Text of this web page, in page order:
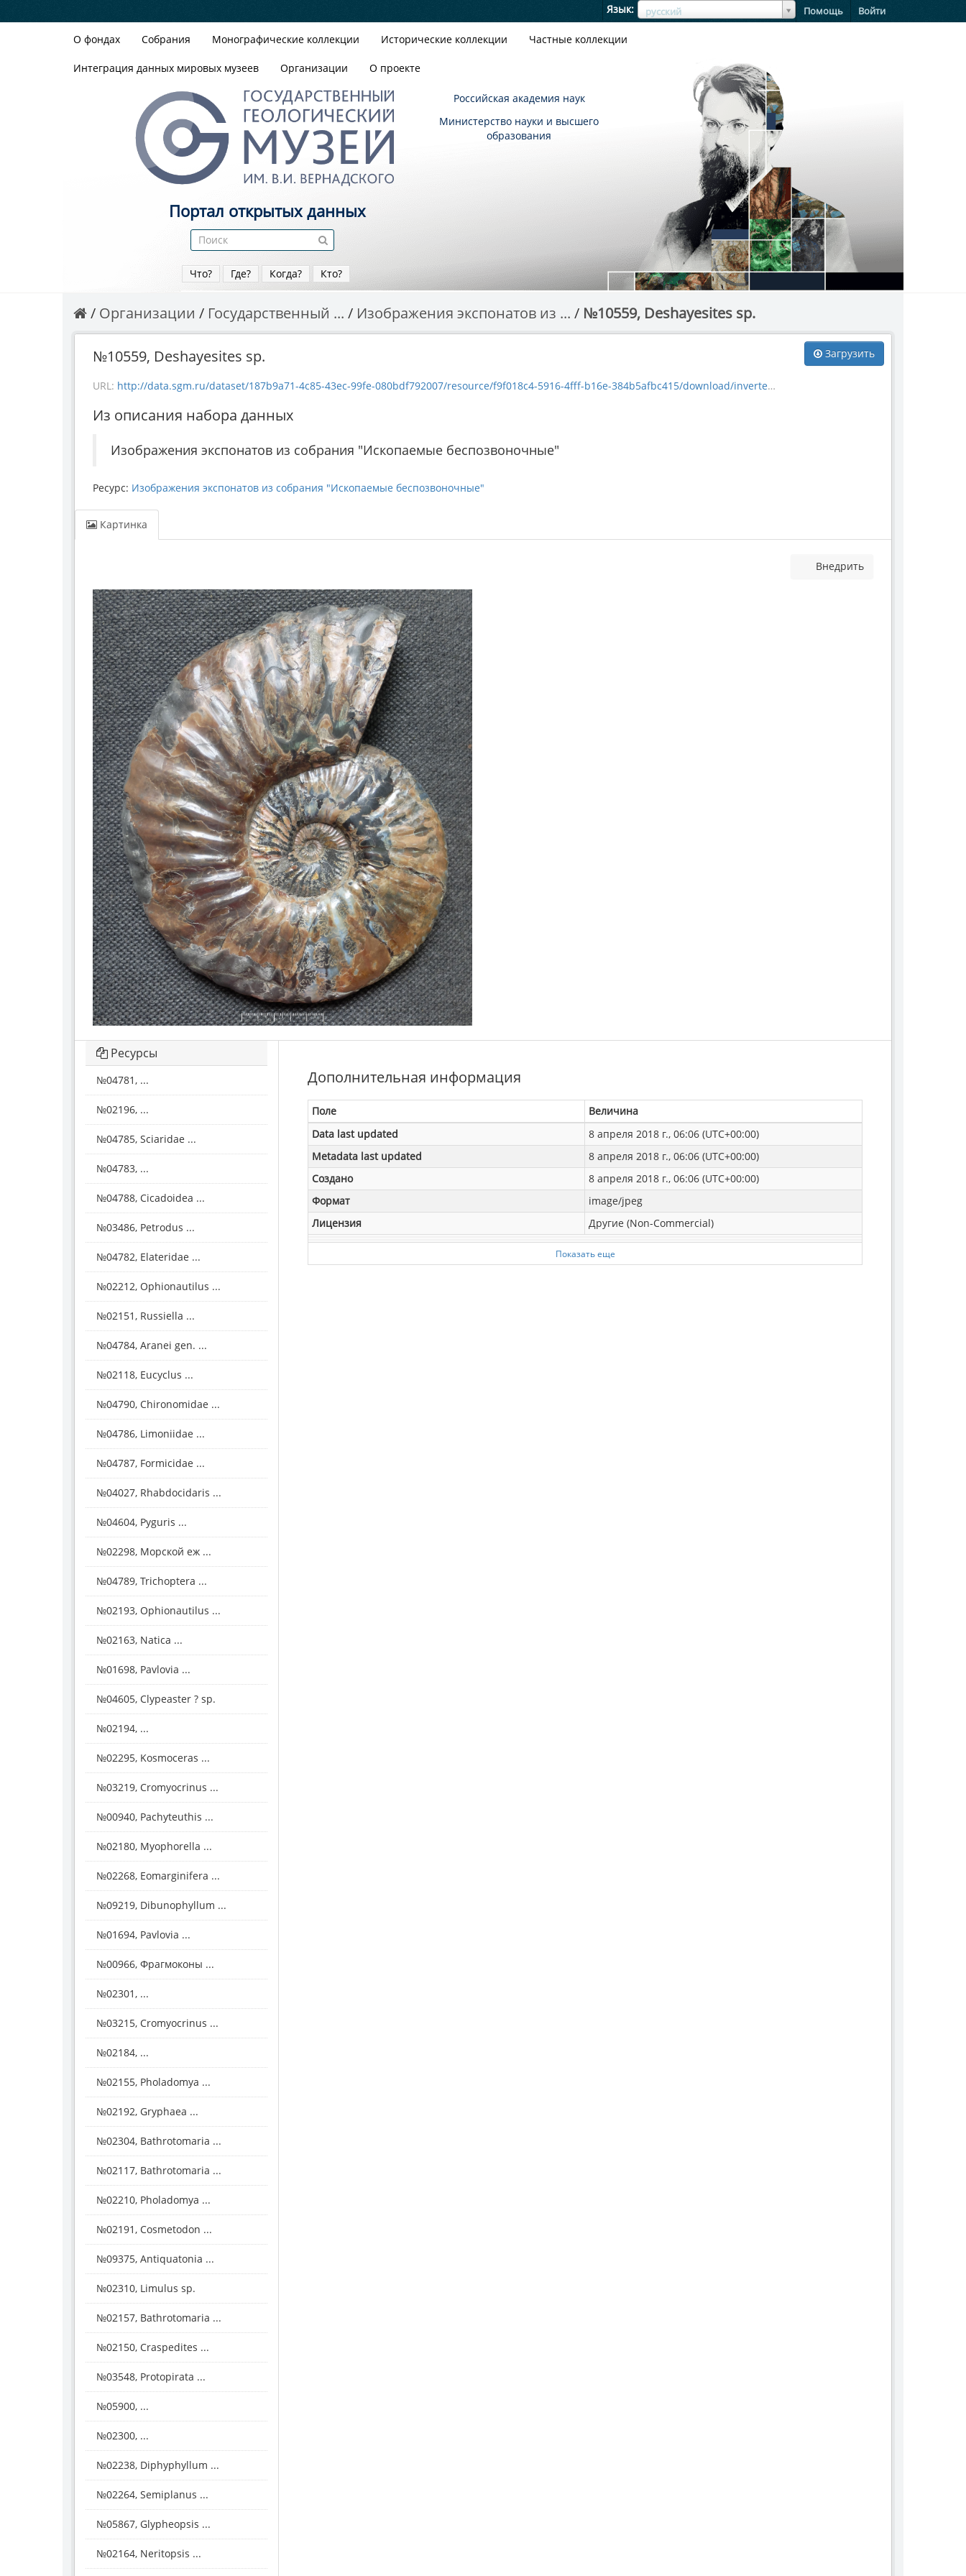
Язык русский
ЯзыкЯзык Помощь Войти
О фондах Собрания Монографические коллекции Исторические коллекции Частные коллекции
Интеграция данных мировых музеев Организации О проекте
Российская академия наук
Министерство науки и высшего
образования
Портал открытых данных
Что? Где? Когда? Кто?
Организации Государственный ... Изображения экспонатов из ... №10559, Deshayesites sp.
Загрузить
№10559, Deshayesites sp.
URL: http://data.sgm.ru/dataset/187b9a71-4c85-43ec-99fe-080bdf792007/resource/f9f018c4-5916-4fff-b16e-384b5afbc415/download/invertebrate_10559.jpg
Из описания набора данных
Изображения экспонатов из собрания "Ископаемые беспозвоночные"
Ресурс: Изображения экспонатов из собрания "Ископаемые беспозвоночные"
Картинка
Внедрить
Дополнительная информация
Поле
Величина
Data last updated
8 апреля 2018 г., 06:06 (UTC+00:00)
Metadata last updated
8 апреля 2018 г., 06:06 (UTC+00:00)
Создано
8 апреля 2018 г., 06:06 (UTC+00:00)
Формат
image/jpeg
Лицензия
Другие (Non-Commercial)
Показать еще
Ресурсы
№04781, ...
№02196, ...
№04785, Sciaridae ...
№04783, ...
№04788, Cicadoidea ...
№03486, Petrodus ...
№04782, Elateridae ...
№02212, Ophionautilus ...
№02151, Russiella ...
№04784, Aranei gen. ...
№02118, Eucyclus ...
№04790, Chironomidae ...
№04786, Limoniidae ...
№04787, Formicidae ...
№04027, Rhabdocidaris ...
№04604, Pyguris ...
№02298, Морской еж ...
№04789, Trichoptera ...
№02193, Ophionautilus ...
№02163, Natica ...
№01698, Pavlovia ...
№04605, Clypeaster ? sp.
№02194, ...
№02295, Kosmoceras ...
№03219, Cromyocrinus ...
№00940, Pachyteuthis ...
№02180, Myophorella ...
№02268, Eomarginifera ...
№09219, Dibunophyllum ...
№01694, Pavlovia ...
№00966, Фрагмоконы ...
№02301, ...
№03215, Cromyocrinus ...
№02184, ...
№02155, Pholadomya ...
№02192, Gryphaea ...
№02304, Bathrotomaria ...
№02117, Bathrotomaria ...
№02210, Pholadomya ...
№02191, Cosmetodon ...
№09375, Antiquatonia ...
№02310, Limulus sp.
№02157, Bathrotomaria ...
№02150, Craspedites ...
№03548, Protopirata ...
№05900, ...
№02300, ...
№02238, Diphyphyllum ...
№02264, Semiplanus ...
№05867, Glypheopsis ...
№02164, Neritopsis ...